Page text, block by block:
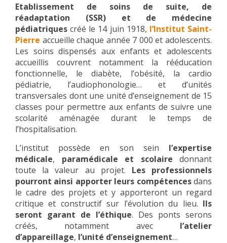
Etablissement de soins de suite, de
réadaptation (SSR) et de médecine
pédiatriques créé le 14 juin 1918, l’Institut Saint-
Pierre accueille chaque année 7 000 et adolescents.
Les soins dispensés aux enfants et adolescents
accueillis couvrent notamment la rééducation
fonctionnelle, le diabète, l’obésité, la cardio
pédiatrie, l’audiophonologie… et d’unités
transversales dont une unité d’enseignement de 15
classes pour permettre aux enfants de suivre une
scolarité aménagée durant le temps de
l’hospitalisation.
L’institut possède en son sein l’expertise
médicale, paramédicale et scolaire donnant
toute la valeur au projet. Les professionnels
pourront ainsi apporter leurs compétencesdans
le cadre des projets et y apporteront un regard
critique et constructif sur l’évolution du lieu. Ils
seront garant de l’éthique. Des ponts serons
créés, notamment avec l’atelier
d’appareillage, l’unité d’enseignement…